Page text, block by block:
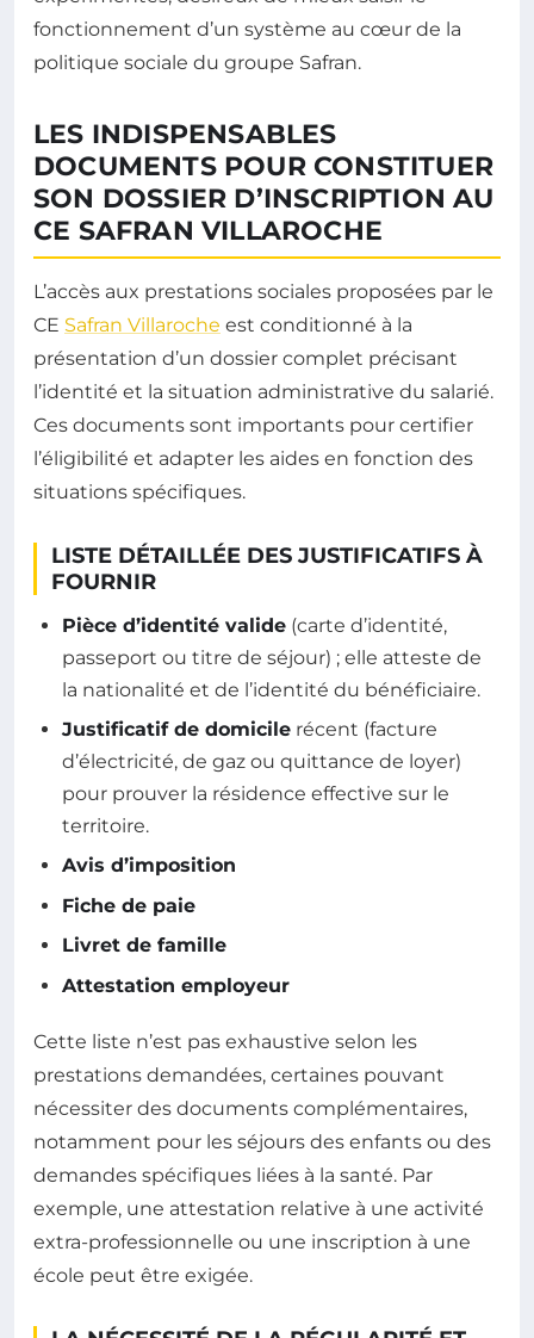
fonctionnement d’un système au cœur de la
politique sociale du groupe Safran.
LES INDISPENSABLES
DOCUMENTS POUR CONSTITUER
SON DOSSIER D’INSCRIPTION AU
CE SAFRAN VILLAROCHE
L’accès aux prestations sociales proposées par le
CE Safran Villaroche est conditionné à la
présentation d’un dossier complet précisant
l’identité et la situation administrative du salarié.
Ces documents sont importants pour certifier
l’éligibilité et adapter les aides en fonction des
situations spécifiques.
LISTE DÉTAILLÉE DES JUSTIFICATIFS À
FOURNIR
Pièce d’identité valide (carte d’identité,
passeport ou titre de séjour) ; elle atteste de
la nationalité et de l’identité du bénéficiaire.
Justificatif de domicile récent (facture
d’électricité, de gaz ou quittance de loyer)
pour prouver la résidence effective sur le
territoire.
Avis d’imposition
Fiche de paie
Livret de famille
Attestation employeur
Cette liste n’est pas exhaustive selon les
prestations demandées, certaines pouvant
nécessiter des documents complémentaires,
notamment pour les séjours des enfants ou des
demandes spécifiques liées à la santé. Par
exemple, une attestation relative à une activité
extra-professionnelle ou une inscription à une
école peut être exigée.